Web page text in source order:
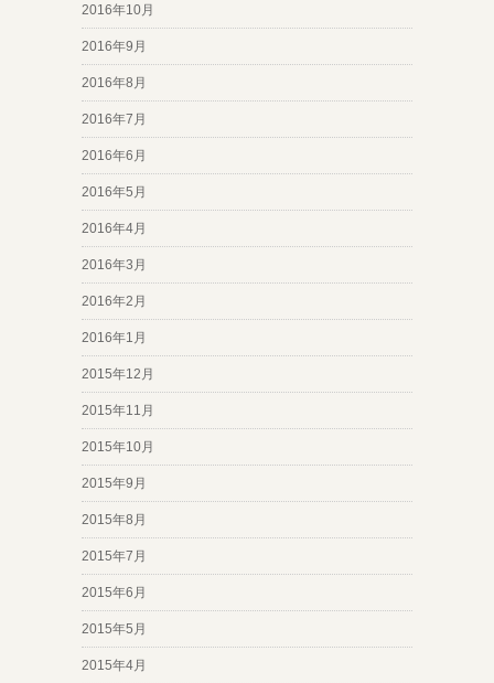
2016年10月
2016年9月
2016年8月
2016年7月
2016年6月
2016年5月
2016年4月
2016年3月
2016年2月
2016年1月
2015年12月
2015年11月
2015年10月
2015年9月
2015年8月
2015年7月
2015年6月
2015年5月
2015年4月